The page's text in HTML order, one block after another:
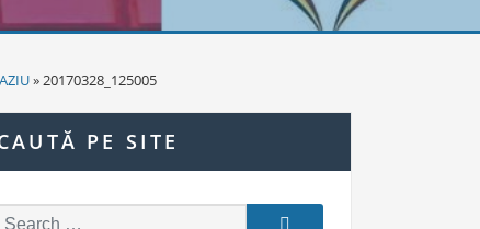
» 20170328_125005
PE SITE